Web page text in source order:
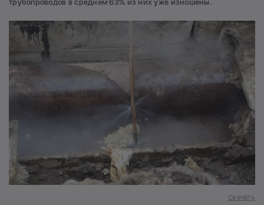
трубопроводов в среднем 63% из них уже изношены.
Скачать